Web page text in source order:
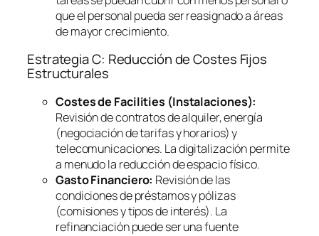
que el personal pueda ser reasignado a áreas
de mayor crecimiento.
Estrategia C: Reducción de Costes Fijos
Estructurales
Costes de Facilities (Instalaciones):
Revisión de contratos de alquiler, energía
(negociación de tarifas y horarios) y
telecomunicaciones. La digitalización permite
a menudo la reducción de espacio físico.
Gasto Financiero: Revisión de las
condiciones de préstamos y pólizas
(comisiones y tipos de interés). La
refinanciación puede ser una fuente